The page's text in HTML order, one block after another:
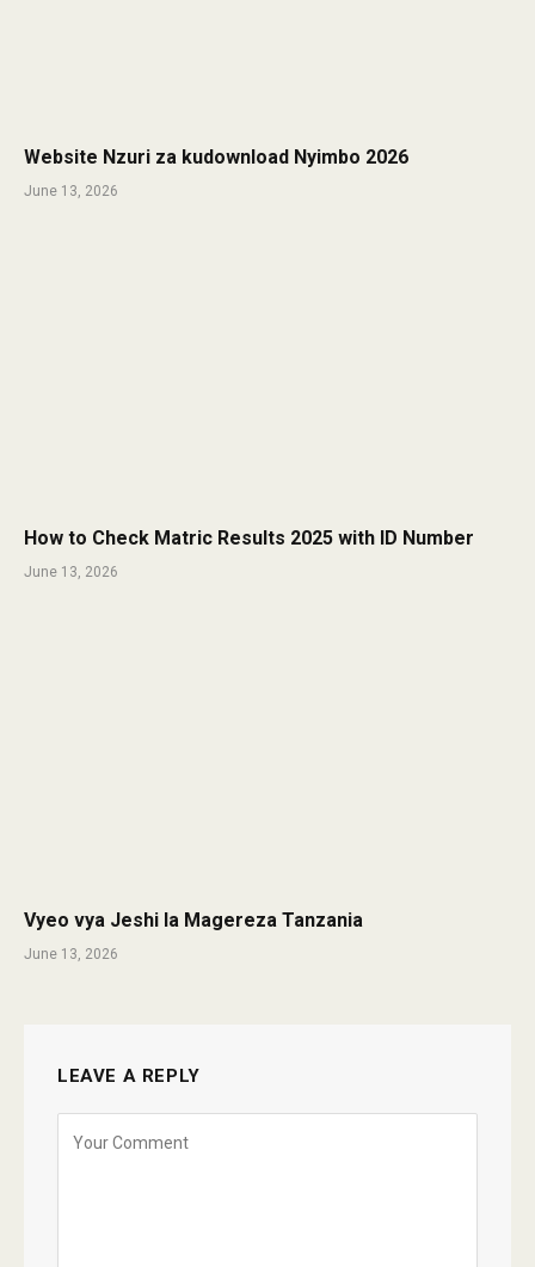
Website Nzuri za kudownload Nyimbo 2026
June 13, 2026
How to Check Matric Results 2025 with ID Number
June 13, 2026
Vyeo vya Jeshi la Magereza Tanzania
June 13, 2026
LEAVE A REPLY